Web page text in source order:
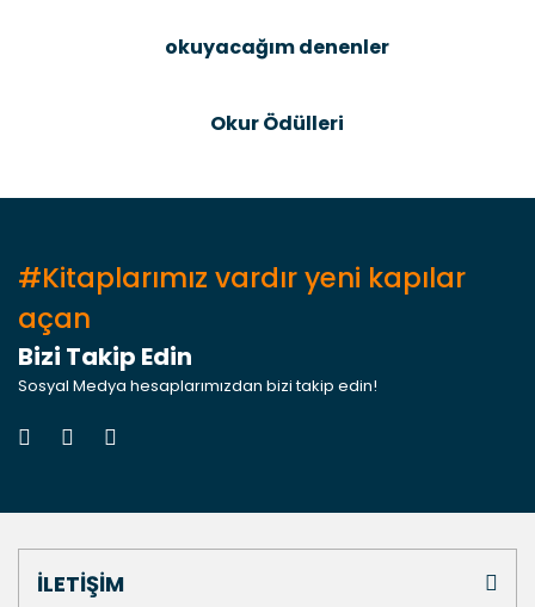
okuyacağım denenler
Okur Ödülleri
#Kitaplarımız vardır yeni kapılar
açan
Bizi Takip Edin
Sosyal Medya hesaplarımızdan bizi takip edin!
İLETİŞİM